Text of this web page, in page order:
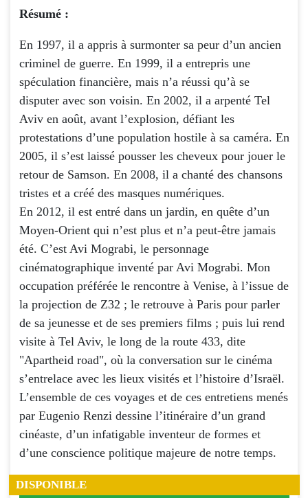
Résumé :
En 1997, il a appris à surmonter sa peur d’un ancien
criminel de guerre. En 1999, il a entrepris une
spéculation financière, mais n’a réussi qu’à se
disputer avec son voisin. En 2002, il a arpenté Tel
Aviv en août, avant l’explosion, défiant les
protestations d’une population hostile à sa caméra. En
2005, il s’est laissé pousser les cheveux pour jouer le
retour de Samson. En 2008, il a chanté des chansons
tristes et a créé des masques numériques.
En 2012, il est entré dans un jardin, en quête d’un
Moyen-Orient qui n’est plus et n’a peut-être jamais
été. C’est Avi Mograbi, le personnage
cinématographique inventé par Avi Mograbi. Mon
occupation préférée le rencontre à Venise, à l’issue de
la projection de Z32 ; le retrouve à Paris pour parler
de sa jeunesse et de ses premiers films ; puis lui rend
visite à Tel Aviv, le long de la route 433, dite
"Apartheid road", où la conversation sur le cinéma
s’entrelace avec les lieux visités et l’histoire d’Israël.
L’ensemble de ces voyages et de ces entretiens menés
par Eugenio Renzi dessine l’itinéraire d’un grand
cinéaste, d’un infatigable inventeur de formes et
d’une conscience politique majeure de notre temps.
DISPONIBLE